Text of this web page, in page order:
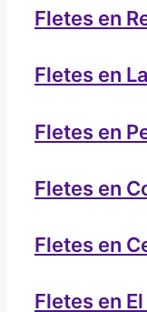
Fletes en
Fletes en
Fletes en
Fletes en
Fletes en
Fletes en